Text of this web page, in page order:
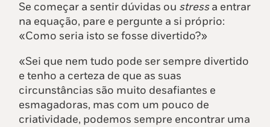
Se começar a sentir dúvidas ou stressa entrar
na equação, pare e pergunte a si próprio:
«Como seria isto se fosse divertido?»
«Sei que nem tudo pode ser sempre divertido
e tenho a certeza de que as suas
circunstâncias são muito desafiantes e
esmagadoras, mas com um pouco de
criatividade, podemos sempre encontrar uma